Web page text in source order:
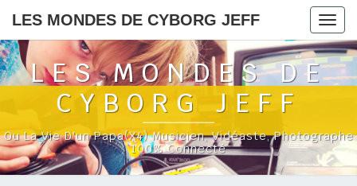
LES MONDES DE CYBORG JEFF
LES MONDES DE
CYBORG JEFF
Ou La Vie D'un Papa(x4) Musicien, Vidéaste, Photographe
100% Connecté